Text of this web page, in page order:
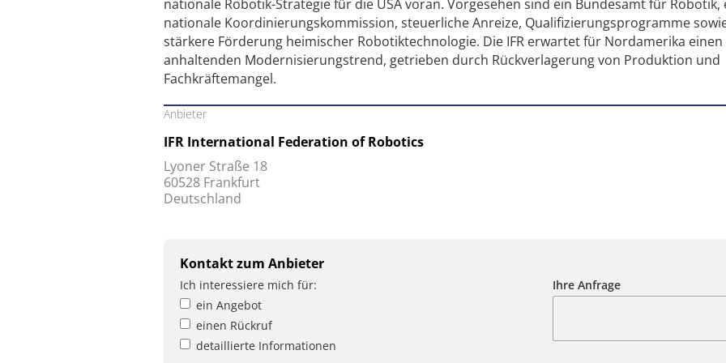
nationale Robotik-Strategie für die USA voran. Vorgesehen sind ein Bundesamt für Robotik,
nationale Koordinierungskommission, steuerliche Anreize, Qualifizierungsprogramme
stärkere Förderung heimischer Robotiktechnologie. Die IFR erwartet für Nordamerika einen
anhaltenden Modernisierungstrend, getrieben durch Rückverlagerung von Produktion und
Fachkräftemangel.
Anbieter
IFR International Federation of Robotics
Lyoner Straße 18
60528 Frankfurt
Deutschland
Kontakt zum Anbieter
Ich interessiere mich für:
ein Angebot
einen Rückruf
detaillierte Informationen
Ihre Anfrage